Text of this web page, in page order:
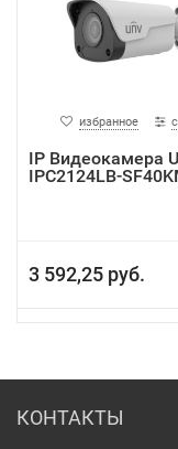
избранное
IP Видеокамера
IPC2124LB-
3 592,25 руб.
КОНТАКТЫ